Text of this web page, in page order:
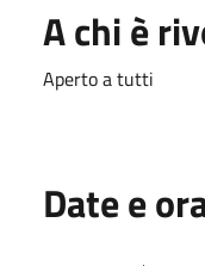
A chi è
Aperto a tutti
Date e